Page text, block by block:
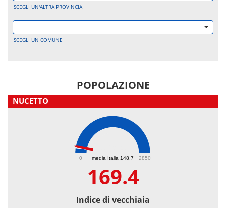
SCEGLI UN'ALTRA PROVINCIA
SCEGLI UN COMUNE
POPOLAZIONE
NUCETTO
media Italia 148.7
0 2850
169.4
Indice di vecchiaia